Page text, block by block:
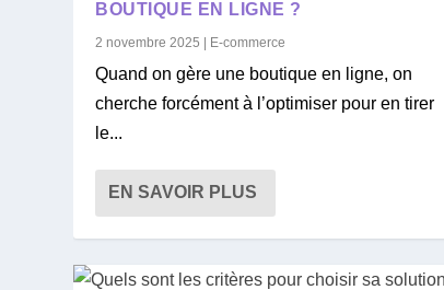
BOUTIQUE EN LIGNE ?
2 novembre 2025 E-commerce
Quand on gère une boutique en ligne, on
cherche forcément à l’optimiser pour en tirer
le...
EN SAVOIR PLUS